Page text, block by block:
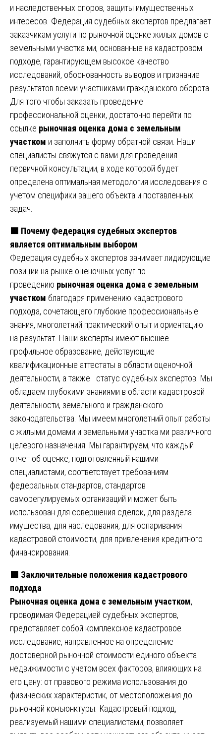
и наследственных споров, защиты имущественных
интересов. Федерация судебных экспертов предлагает
заказчикам услуги по рыночной оценке жилых домов с
земельными участка ми, основанные на кадастровом
подходе, гарантирующем высокое качество
исследований, обоснованность выводов и признание
результатов всеми участниками гражданского оборота.
Для того чтобы заказать проведение
профессиональной оценки, достаточно перейти по
ссылке рыночная оценка дома с земельным
участком и заполнить форму обратной связи. Наши
специалисты свяжутся с вами для проведения
первичной консультации, в ходе которой будет
определена оптимальная методология исследования с
учетом специфики вашего объекта и поставленных
задач.
🟧 Почему Федерация судебных экспертов
является оптимальным выбором
Федерация судебных экспертов занимает лидирующие
позиции на рынке оценочных услуг по
проведению рыночная оценка дома с земельным
участком благодаря применению кадастрового
подхода, сочетающего глубокие профессиональные
знания, многолетний практический опыт и ориентацию
на результат. Наши эксперты имеют высшее
профильное образование, действующие
квалификационные аттестаты в области оценочной
деятельности, а также статус судебных экспертов. Мы
обладаем глубокими знаниями в области кадастровой
деятельности, земельного и гражданского
законодательства. Мы имеем многолетний опыт работы
с жилыми домами и земельными участка ми различного
целевого назначения. Мы гарантируем, что каждый
отчет об оценке, подготовленный нашими
специалистами, соответствует требованиям
федеральных стандартов, стандартов
саморегулируемых организаций и может быть
использован для совершения сделок, для раздела
имущества, для наследования, для оспаривания
кадастровой стоимости, для привлечения кредитного
финансирования.
🟧 Заключительные положения кадастрового
подхода
Рыночная оценка дома с земельным участком,
проводимая Федерацией судебных экспертов,
представляет собой комплексное кадастровое
исследование, направленное на определение
достоверной рыночной стоимости единого объекта
недвижимости с учетом всех факторов, влияющих на
его цену: от правового режима использования до
физических характеристик, от местоположения до
рыночной конъюнктуры. Кадастровый подход,
реализуемый нашими специалистами, позволяет